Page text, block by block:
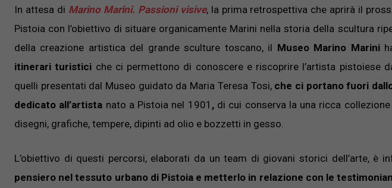
In attesa di Marino Marini. Passioni visive, la prima retrospettiva che aprirà il
Pistoia con l’obiettivo di situare organicamente Marini nella storia della scultura
della creazione artistica del grande sculture toscano, il Museo Marino Marini
itinerari turistici che ci permettono di conoscere e riscoprire l’artista pistoiese
quelli presentati dal Museo guidato da Maria Teresa Tosi,che ci portano fuori
dedicato all’artista nato a Pistoia nel 1901 , di cui conserva la una ricca
disegni, grafiche, tempere, dipinti ad olio e bozzetti in gesso.
L’obiettivo di questi percorsi, elaborati da un team di giovani storici dell’arte, è
pensiero nel tessuto urbano di Pistoia e metterlo in relazione con le